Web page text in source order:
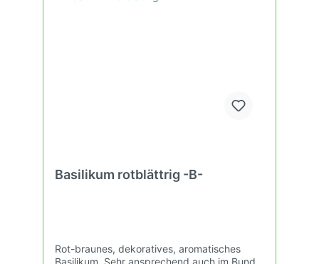
Basilikum rotblättrig -B-
Rot-braunes, dekoratives, aromatisches
Basilikum. Sehr ansprechend auch im Bund.